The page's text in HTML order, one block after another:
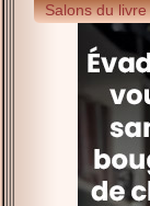
Salons du livre